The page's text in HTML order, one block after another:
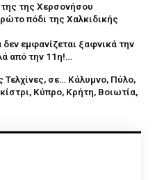
της Χερσονήσου
πόδι της Χαλκιδικής
εμφανίζεται ξαφνικά την
από την 11η!…
Τελχίνες, σε… Κάλυμνο, Πύλο,
Κύπρο, Κρήτη, Βοιωτία,